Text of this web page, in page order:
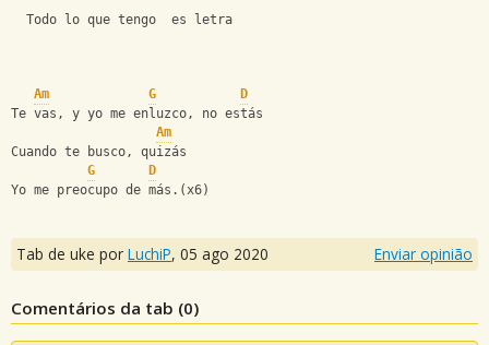
  Todo lo que tengo  es letra
Am G
D
Te vas, y yo me enluzco, no estás
Am
Cuando te busco, quizás
G
D
Yo me preocupo de más.(x6)
Tab de uke por LuchiP, 05 ago 2020 Enviar opinião
Comentários da tab (0)